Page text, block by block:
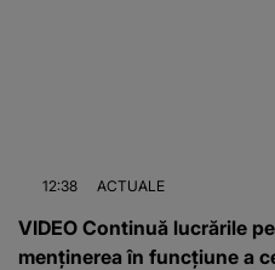
12:38 ACTUALE
VIDEO Continuă lucrările
menținerea în funcțiune a